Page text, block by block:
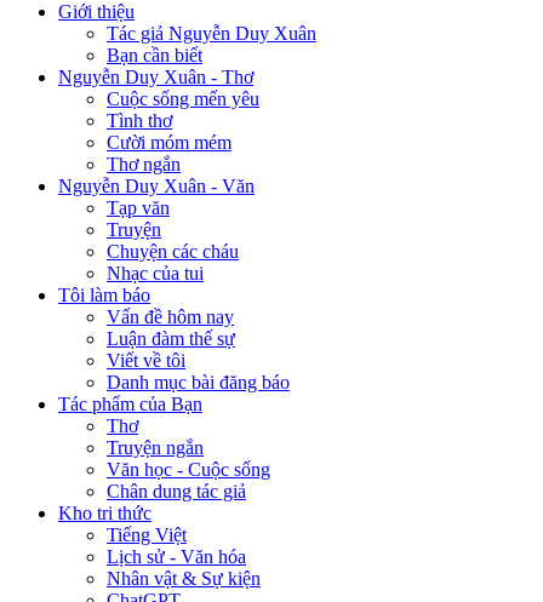
Giới thiệu
Tác giả Nguyễn Duy Xuân
Bạn cần biết
Nguyễn Duy Xuân - Thơ
Cuộc sống mến yêu
Tình thơ
Cười móm mém
Thơ ngắn
Nguyễn Duy Xuân - Văn
Tạp văn
Truyện
Chuyện các cháu
Nhạc của tui
Tôi làm báo
Vấn đề hôm nay
Luận đàm thế sự
Viết về tôi
Danh mục bài đăng báo
Tác phẩm của Bạn
Thơ
Truyện ngắn
Văn học - Cuộc sống
Chân dung tác giả
Kho tri thức
Tiếng Việt
Lịch sử - Văn hóa
Nhân vật & Sự kiện